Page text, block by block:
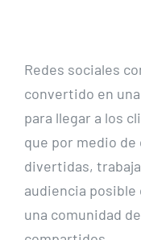
Redes sociales
convertido en
para llegar a los
que por medio de
divertidas,
audiencia posible
una comunidad